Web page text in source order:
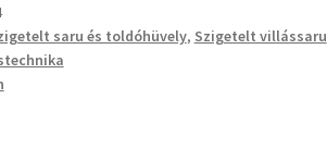
saru és toldóhüvely, Szigetelt villássaru